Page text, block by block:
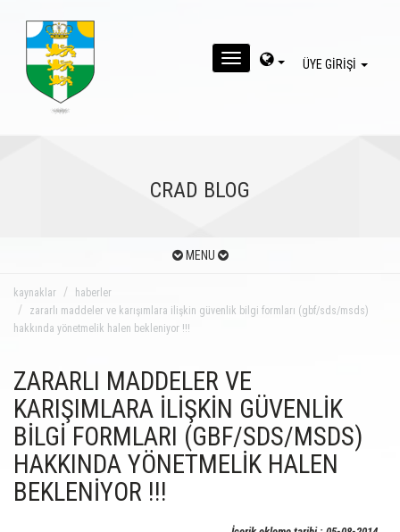
MENU ÜYE GİRİŞİ
CRAD BLOG
MENU
kaynaklar
haberler
zararlı maddeler ve karışımlara ilişkin güvenlik bilgi formları (gbf/sds/msds)
hakkında yönetmelik halen bekleniyor !!!
ZARARLI MADDELER VE
KARIŞIMLARA İLİŞKİN GÜVENLİK
BİLGİ FORMLARI (GBF/SDS/MSDS)
HAKKINDA YÖNETMELİK HALEN
BEKLENİYOR !!!